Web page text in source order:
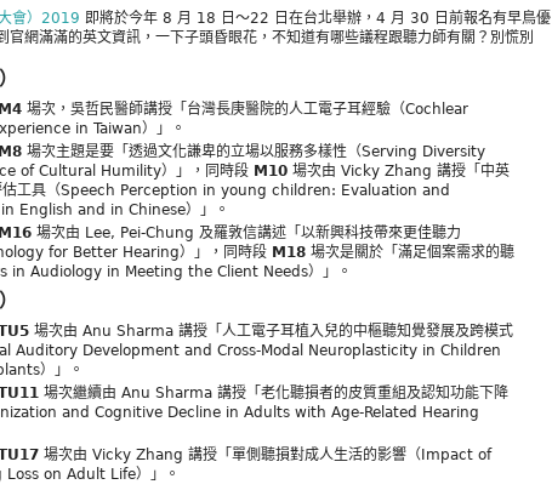
會）2019 即將於今年 8 月 18 日～22 日在台北舉辦，4 月 30 日前報名有早鳥優
網滿滿的英文資訊，一下子頭昏眼花，不知道有哪些議程跟聽力師有關？別慌別
M4 場次，吳哲民醫師講授「台灣長庚醫院的人工電子耳經驗（Cochlear
in Taiwan）」。
M8 場次主題是要「透過文化謙卑的立場以服務多樣性（Serving Diversity
of Cultural Humility）」，同時段 M10 場次由 Vicky Zhang 講授「中英
估工具（Speech Perception in young children: Evaluation and
English and in Chinese）」。
M16 場次由 Lee, Pei-Chung 及羅敦信講述「以新興科技帶來更佳聽力
for Better Hearing）」，同時段 M18 場次是關於「滿足個案需求的聽
in Audiology in Meeting the Client Needs）」。
場次由 Anu Sharma 講授「人工電子耳植入兒的中樞聽知覺發展及跨模式
Auditory Development and Cross-Modal Neuroplasticity in Children
）」。
場次繼續由 Anu Sharma 講授「老化聽損者的皮質重組及認知功能下降
and Cognitive Decline in Adults with Age-Related Hearing
場次由 Vicky Zhang 講授「單側聽損對成人生活的影響（Impact of
on Adult Life）」。